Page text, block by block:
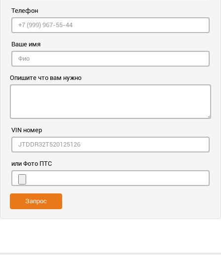
Телефон
Ваше имя
Опишите что вам нужно
VIN номер
или Фото ПТС
Запрос